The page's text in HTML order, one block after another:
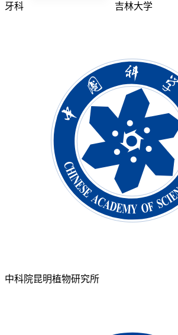
牙科 吉林大学
中科院昆明植物研究所